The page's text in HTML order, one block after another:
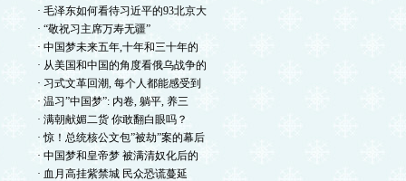
· 毛泽东如何看待习近平的93北京大
· “敬祝习主席万寿无疆”
· 中国梦未来五年,十年和三十年的
· 从美国和中国的角度看俄乌战争的
· 习式文革回潮, 每个人都能感受到
· 温习”中国梦”: 内卷, 躺平, 养三
· 满朝献媚二货 你敢翻白眼吗？
· 惊！总统核公文包”被劫”案的幕后
· 中国梦和皇帝梦 被满清奴化后的
· 血月高挂紫禁城 民众恐谎蔓延